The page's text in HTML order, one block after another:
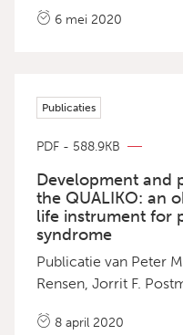
6 mei 2020
Publicaties
PDF - 588.9KB
Development and
the QUALIKO: an
life instrument for
syndrome
Publicatie van Peter
Rensen, Jorrit F.
8 april 2020